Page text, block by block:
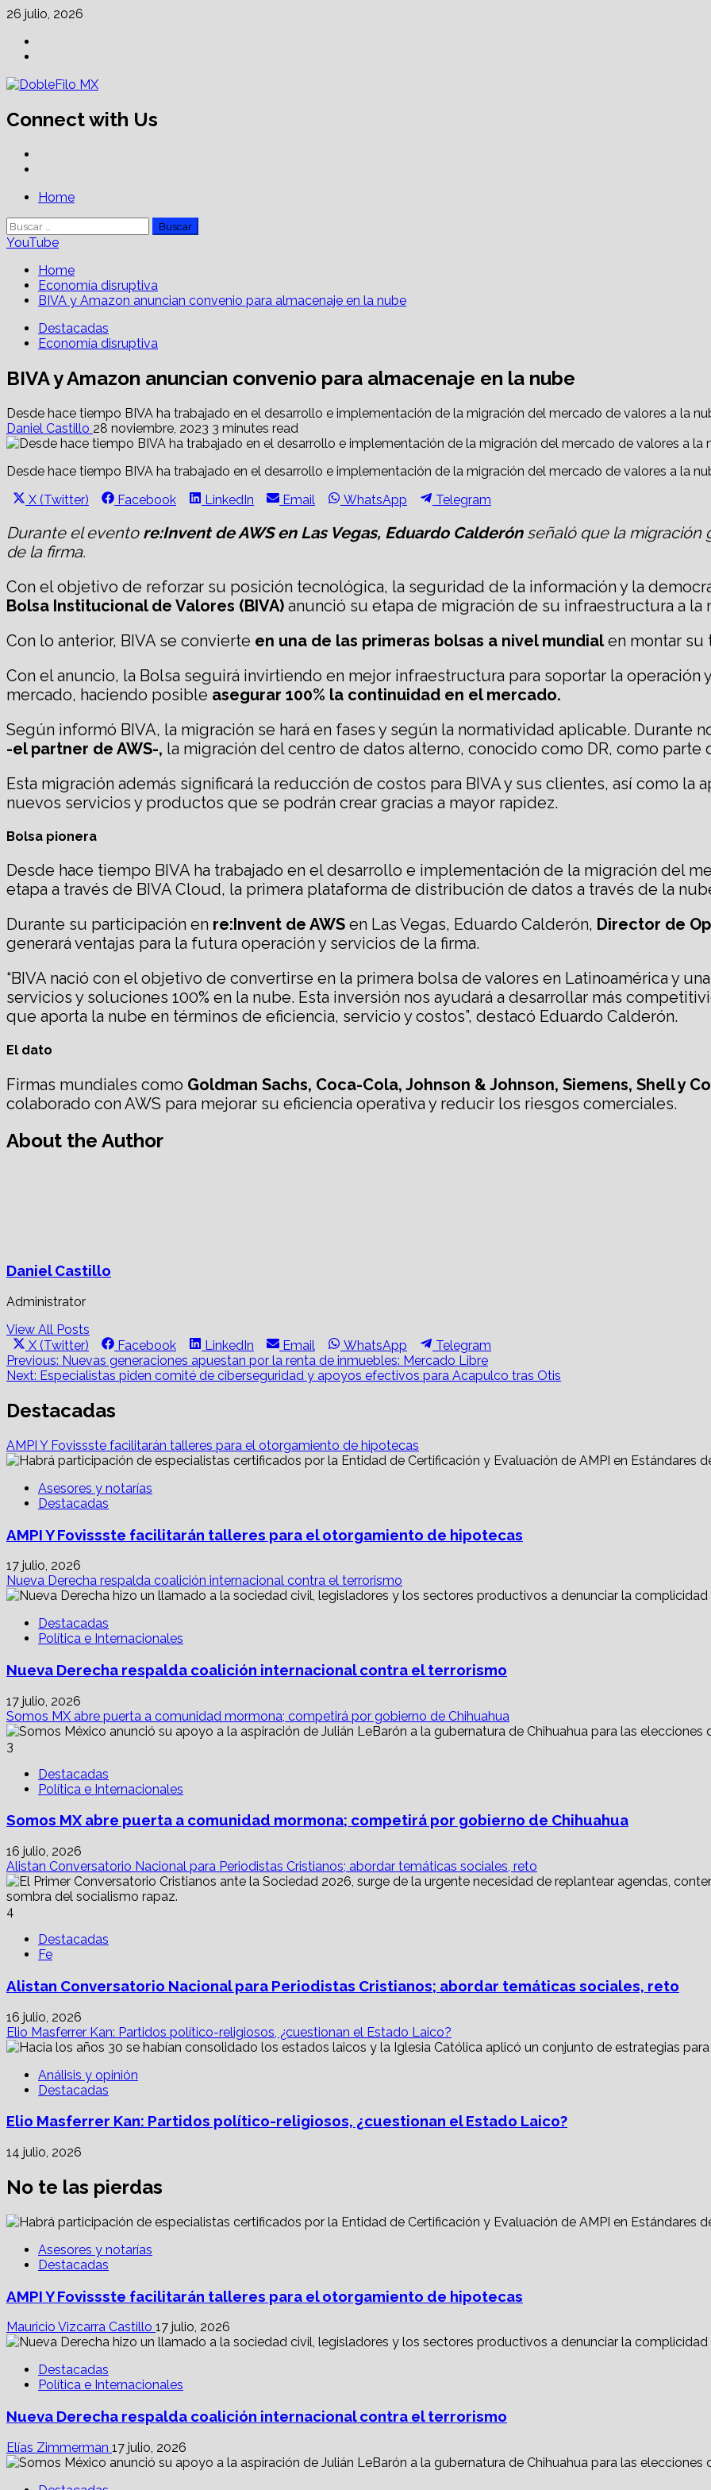
Skip
content
26 julio, 2026
Connect with Us
PrimaryHome
Buscar:
YouTube
Home
Economía disruptiva
BIVA y Amazon anuncian convenio para almacenaje en la nube
Destacadas
Economía disruptiva
BIVA y Amazon anuncian convenio para almacenaje en la nube
Desde hace tiempo BIVA ha trabajado en el desarrollo e implementación de la migración del mercado de valores a la
Daniel Castillo 28 noviembre, 2023 3 minutes read
Desde hace tiempo BIVA ha trabajado en el desarrollo e implementación de la migración del mercado de valores a la
Share
X (Twitter)
Share
Facebook
Share
LinkedIn
Share
Email
Share
WhatsApp
Share
Telegram
Durante el eventore:Invent de AWS en Las Vegas, Eduardo Calderónseñaló que la migración
de la firma.
Con el objetivo de reforzar su posición tecnológica, la seguridad de la información y la
Bolsa Institucional de Valores (BIVA) anunció su etapa de migración de su infraestructura a
Con lo anterior, BIVA se convierte en una de las primeras bolsas a nivel mundial en montar su
Con el anuncio, la Bolsa seguirá invirtiendo en mejor infraestructura para soportar la
mercado, haciendo posible asegurar 100% la continuidad en el mercado.
Según informó BIVA, la migración se hará en fases y según la normatividad aplicable. Durante
-el partner de AWS-, la migración del centro de datos alterno, conocido como DR, como parte
Esta migración además significará la reducción de costos para BIVA y sus clientes, así como
nuevos servicios y productos que se podrán crear gracias a mayor rapidez.
Bolsa pionera
Desde hace tiempo BIVA ha trabajado en el desarrollo e implementación de la migración del
etapa a través de BIVA Cloud, la primera plataforma de distribución de datos a través de la
Durante su participación en re:Invent de AWS en Las Vegas, Eduardo Calderón, Director de
generará ventajas para la futura operación y servicios de la firma.
“BIVA nació con el objetivo de convertirse en la primera bolsa de valores en Latinoamérica y
servicios y soluciones 100% en la nube. Esta inversión nos ayudará a desarrollar más
que aporta la nube en términos de eficiencia, servicio y costos”, destacó Eduardo Calderón.
El dato
Firmas mundiales como Goldman Sachs, Coca-Cola, Johnson & Johnson, Siemens, Shell y
colaborado con AWS para mejorar su eficiencia operativa y reducir los riesgos comerciales.
About the Author
Daniel Castillo
Administrator
View All Posts
Share
on
X (Twitter)
Share
on
Facebook
Share
on
LinkedIn
Share
on
Email
Share
on
WhatsApp
Share
on
Telegram
Post
navigation
Previous: Nuevas generaciones apuestan por la renta de inmuebles: Mercado Libre
Next: Especialistas piden comité de ciberseguridad y apoyos efectivos para Acapulco tras Otis
Destacadas
AMPI Y Fovissste facilitarán talleres para el otorgamiento de hipotecas
Asesores y notarías
Destacadas
AMPI Y Fovissste facilitarán talleres para el otorgamiento de hipotecas
17 julio, 2026
Nueva Derecha respalda coalición internacional contra el terrorismo
Destacadas
Política e Internacionales
Nueva Derecha respalda coalición internacional contra el terrorismo
17 julio, 2026
Somos MX abre puerta a comunidad mormona; competirá por gobierno de Chihuahua
3
Destacadas
Política e Internacionales
Somos MX abre puerta a comunidad mormona; competirá por gobierno de Chihuahua
16 julio, 2026
Alistan Conversatorio Nacional para Periodistas Cristianos; abordar temáticas sociales, reto
4
Destacadas
Fe
Alistan Conversatorio Nacional para Periodistas Cristianos; abordar temáticas sociales, reto
16 julio, 2026
Elio Masferrer Kan: Partidos político-religiosos, ¿cuestionan el Estado Laico?
Análisis y opinión
Destacadas
Elio Masferrer Kan: Partidos político-religiosos, ¿cuestionan el Estado Laico?
14 julio, 2026
No te las pierdas
Asesores y notarías
Destacadas
AMPI Y Fovissste facilitarán talleres para el otorgamiento de hipotecas
Mauricio Vizcarra Castillo 17 julio, 2026
Destacadas
Política e Internacionales
Nueva Derecha respalda coalición internacional contra el terrorismo
Elías Zimmerman 17 julio, 2026